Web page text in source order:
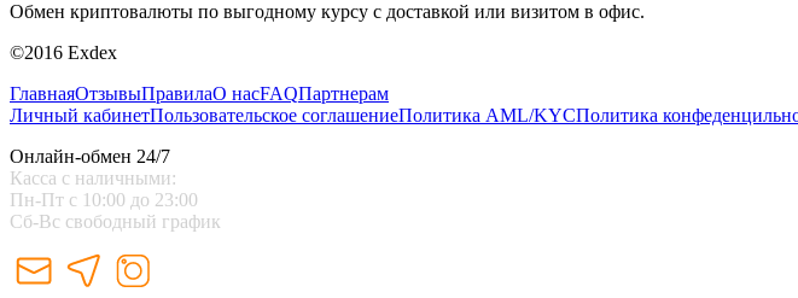
Обмен криптовалюты по выгодному курсу с доставкой или визитом в офис.
©2016 Exdex
ГлавнаяОтзывыПравилаО насFAQПартнерам
Личный кабинетПользовательское соглашениеПолитика AML/KYCПолитика
Онлайн-обмен 24/7
Касса с наличными:
Пн-Пт с 10:00 до 23:00
Сб-Вс свободный график